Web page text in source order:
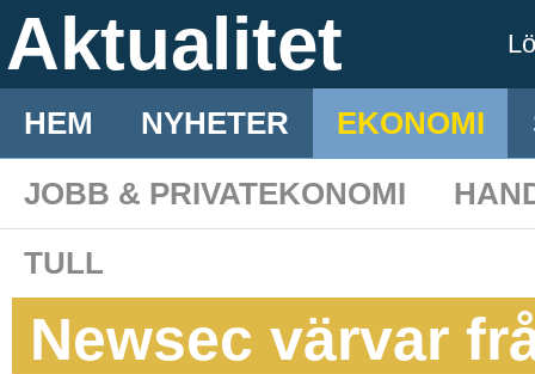
Aktualitet
HEM NYHETER EKONOMI
JOBB & PRIVATEKONOMI
TULL
Newsec värvar